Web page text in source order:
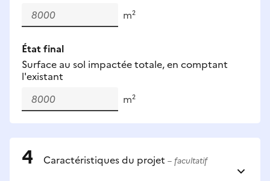
m²
État final
Surface au sol impactée totale, en comptant
l'existant
m²
Caractéristiques du projet – facultatif